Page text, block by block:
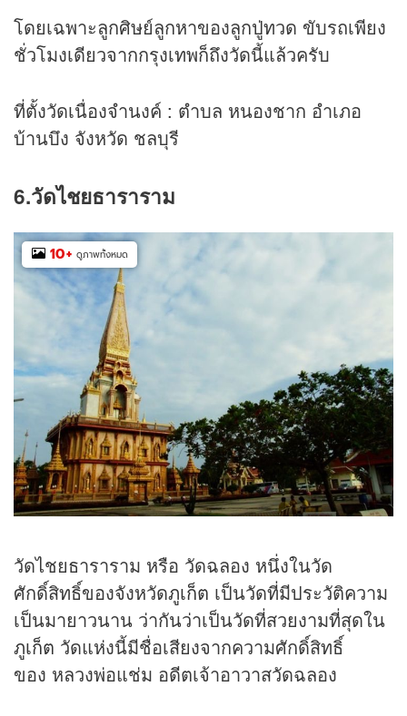
โดยเฉพาะลูกศิษย์ลูกหาของลูกปู่ทวด ขับรถเพียง
ชั่วโมงเดียวจากกรุงเทพก็ถึงวัดนี้แล้วครับ
ที่ตั้งวัดเนื่องจำนงค์ : ตำบล หนองชาก อำเภอ
บ้านบึง จังหวัด ชลบุรี
6.วัดไชยธาราราม
10+ ดูภาพทั้งหมด
วัดไชยธาราราม หรือ วัดฉลอง หนึ่งในวัด
ศักดิ์สิทธิ์ของจังหวัดภูเก็ต เป็นวัดที่มีประวัติความ
เป็นมายาวนาน ว่ากันว่าเป็นวัดที่สวยงามที่สุดใน
ภูเก็ต วัดแห่งนี้มีชื่อเสียงจากความศักดิ์สิทธิ์
ของ หลวงพ่อแช่ม อดีตเจ้าอาวาสวัดฉลอง